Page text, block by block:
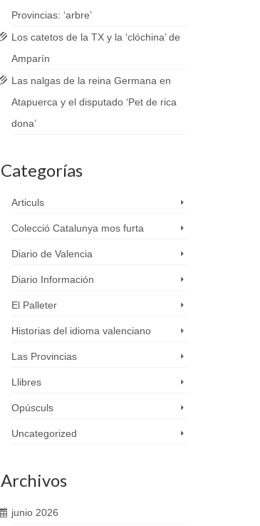
Provincias: ‘arbre’
Los catetos de la TX y la ‘clóchina’ de
Amparín
Las nalgas de la reina Germana en
Atapuerca y el disputado ‘Pet de rica
dona’
Categorías
Articuls
Colecció Catalunya mos furta
Diario de Valencia
Diario Información
El Palleter
Historias del idioma valenciano
Las Provincias
Llibres
Opúsculs
Uncategorized
Archivos
junio 2026